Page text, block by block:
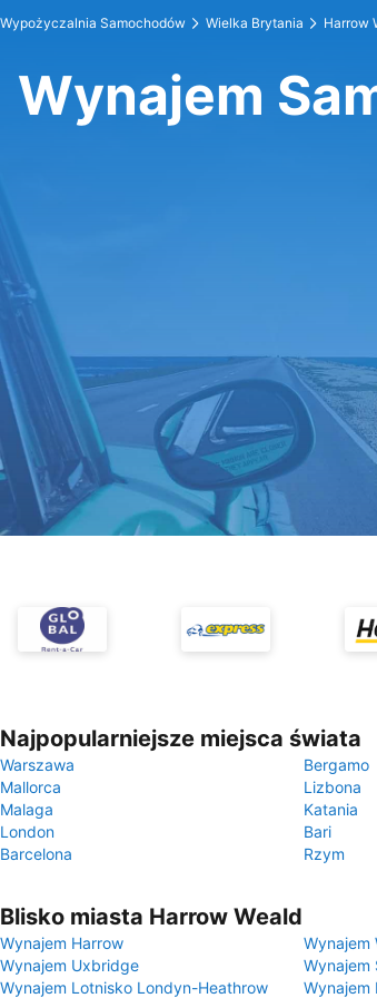
Wypożyczalnia Samochodów Wielka Brytania Harrow
Wynajem
Najpopularniejsze miejsca świata
Warszawa
Bergamo
Mallorca
Lizbona
Malaga
Katania
London
Bari
Barcelona
Rzym
Blisko miasta Harrow Weald
Wynajem Harrow
Wynajem
Wynajem Uxbridge
Wynajem
Wynajem Lotnisko Londyn-Heathrow
Wynajem